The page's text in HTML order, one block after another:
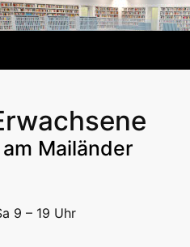
Mailänder
9 – 19 Uhr